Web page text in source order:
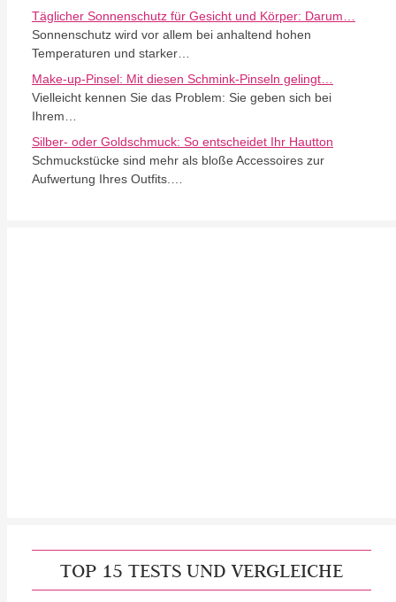
Täglicher Sonnenschutz für Gesicht und Körper: Darum…
Sonnenschutz wird vor allem bei anhaltend hohen
Temperaturen und starker…
Make-up-Pinsel: Mit diesen Schmink-Pinseln gelingt…
Vielleicht kennen Sie das Problem: Sie geben sich bei
Ihrem…
Silber- oder Goldschmuck: So entscheidet Ihr Hautton
Schmuckstücke sind mehr als bloße Accessoires zur
Aufwertung Ihres Outfits.…
TOP 15 TESTS UND VERGLEICHE